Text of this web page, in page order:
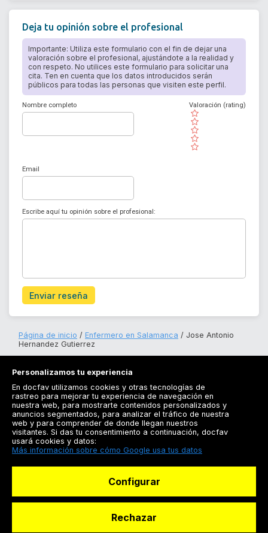
Deja tu opinión sobre el profesional
Importante: Utiliza este formulario con el fin de dejar una
valoración sobre el profesional, ajustándote a la realidad y
con respeto. No utilices este formulario para solicitar una
cita. Ten en cuenta que los datos introducidos serán
públicos para todas las personas que visiten este perfil.
Nombre completo
( )
( )
( )
( )
( )
Valoración (rating)
Email
Escribe aquí tu opinión sobre el profesional:
Enviar reseña
Página de inicio Enfermero en Salamanca
Jose Antonio
Hernandez Gutierrez
Registrarse
Docfav
Personalizamos tu experiencia
En docfav utilizamos cookies y otras tecnologías de
rastreo para mejorar tu experiencia de navegación en
nuestra web, para mostrarte contenidos personalizados y
anuncios segmentados, para analizar el tráfico de nuestra
web y para comprender de donde llegan nuestros
visitantes. Si das tu consentimiento a continuación, docfav
usará cookies y datos:
Más información sobre cómo Google usa tus datos
Configurar
Rechazar